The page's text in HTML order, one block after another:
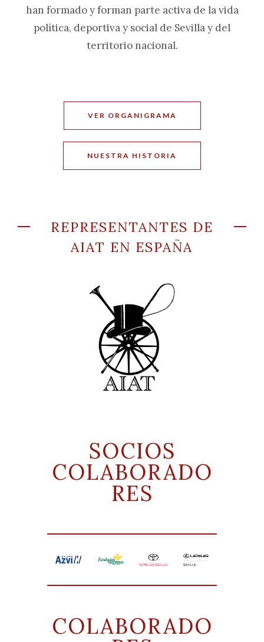
han formado y forman parte activa de la vida
política, deportiva y social de Sevilla y del
territorio nacional.
VER ORGANIGRAMA
NUESTRA HISTORIA
REPRESENTANTES DE
AIAT EN ESPAÑA
SOCIOS
COLABORADO
RES
COLABORADO